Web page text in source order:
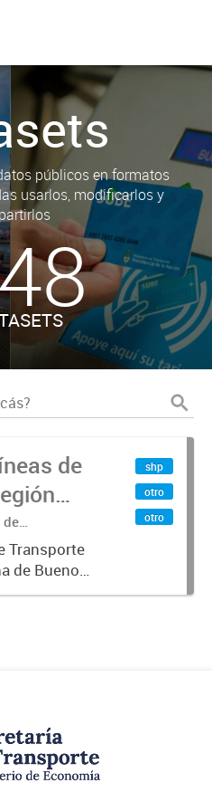
públicos en formatos
usarlos, modificarlos y
de
de
Transporte
de Buenos
shp
otro
otro